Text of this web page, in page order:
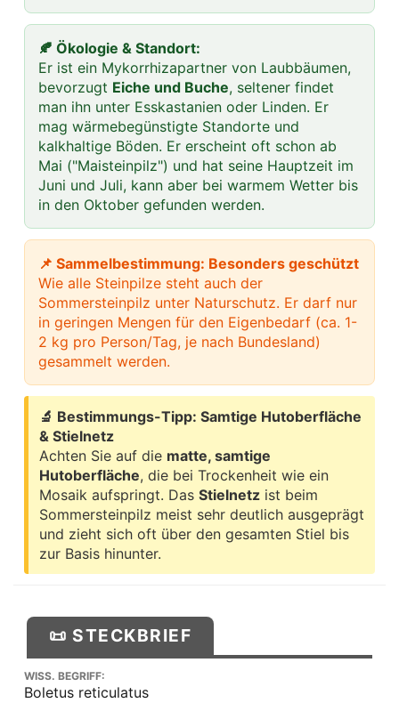
🍂 Ökologie & Standort:
Er ist ein Mykorrhizapartner von Laubbäumen,
bevorzugt Eiche und Buche, seltener findet
man ihn unter Esskastanien oder Linden. Er
mag wärmebegünstigte Standorte und
kalkhaltige Böden. Er erscheint oft schon ab
Mai ("Maisteinpilz") und hat seine Hauptzeit im
Juni und Juli, kann aber bei warmem Wetter bis
in den Oktober gefunden werden.
📌 Sammelbestimmung: Besonders geschützt
Wie alle Steinpilze steht auch der
Sommersteinpilz unter Naturschutz. Er darf nur
in geringen Mengen für den Eigenbedarf (ca. 1-
2 kg pro Person/Tag, je nach Bundesland)
gesammelt werden.
🔬 Bestimmungs-Tipp: Samtige Hutoberfläche
& Stielnetz
Achten Sie auf die matte, samtige
Hutoberfläche, die bei Trockenheit wie ein
Mosaik aufspringt. Das Stielnetz ist beim
Sommersteinpilz meist sehr deutlich ausgeprägt
und zieht sich oft über den gesamten Stiel bis
zur Basis hinunter.
📜 STECKBRIEF
WISS. BEGRIFF:
Boletus reticulatus